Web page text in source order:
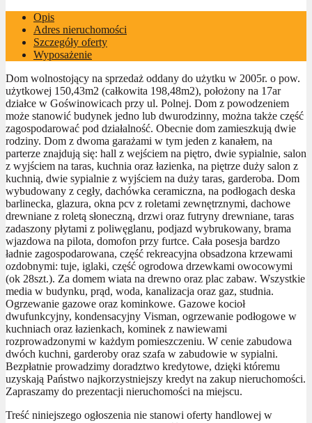
Opis
Adres nieruchomości
Szczegóły oferty
Wyposażenie
Dom wolnostojący na sprzedaż oddany do użytku w 2005r. o pow.
użytkowej 150,43m2 (całkowita 198,48m2), położony na 17ar
działce w Goświnowicach przy ul. Polnej. Dom z powodzeniem
może stanowić budynek jedno lub dwurodzinny, można także część
zagospodarować pod działalność. Obecnie dom zamieszkują dwie
rodziny. Dom z dwoma garażami w tym jeden z kanałem, na
parterze znajdują się: hall z wejściem na piętro, dwie sypialnie, salon
z wyjściem na taras, kuchnia oraz łazienka, na piętrze duży salon z
kuchnią, dwie sypialnie z wyjściem na duży taras, garderoba. Dom
wybudowany z cegły, dachówka ceramiczna, na podłogach deska
barlinecka, glazura, okna pcv z roletami zewnętrznymi, dachowe
drewniane z roletą słoneczną, drzwi oraz futryny drewniane, taras
zadaszony płytami z poliwęglanu, podjazd wybrukowany, brama
wjazdowa na pilota, domofon przy furtce. Cała posesja bardzo
ładnie zagospodarowana, część rekreacyjna obsadzona krzewami
ozdobnymi: tuje, iglaki, część ogrodowa drzewkami owocowymi
(ok 28szt.). Za domem wiata na drewno oraz plac zabaw. Wszystkie
media w budynku, prąd, woda, kanalizacja oraz gaz, studnia.
Ogrzewanie gazowe oraz kominkowe. Gazowe kocioł
dwufunkcyjny, kondensacyjny Visman, ogrzewanie podłogowe w
kuchniach oraz łazienkach, kominek z nawiewami
rozprowadzonymi w każdym pomieszczeniu. W cenie zabudowa
dwóch kuchni, garderoby oraz szafa w zabudowie w sypialni.
Bezpłatnie prowadzimy doradztwo kredytowe, dzięki któremu
uzyskają Państwo najkorzystniejszy kredyt na zakup nieruchomości.
Zapraszamy do prezentacji nieruchomości na miejscu.
Treść niniejszego ogłoszenia nie stanowi oferty handlowej w